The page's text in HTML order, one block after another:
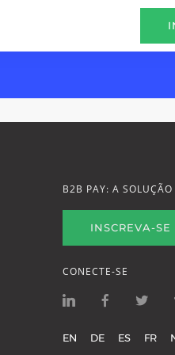
B2B PAY: A
INSCREVA-SE
CONECTE-SE
EN DE ES FR